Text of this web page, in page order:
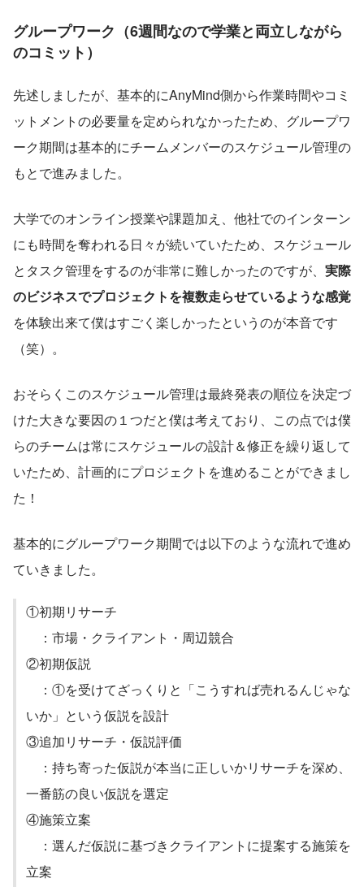
グループワーク（6週間なので学業と両立しながら
のコミット）
先述しましたが、基本的にAnyMind側から作業時間やコミ
ットメントの必要量を定められなかったため、グループワ
ーク期間は基本的にチームメンバーのスケジュール管理の
もとで進みました。
大学でのオンライン授業や課題加え、他社でのインターン
にも時間を奪われる日々が続いていたため、スケジュール
とタスク管理をするのが非常に難しかったのですが、 実際
のビジネスでプロジェクトを複数走らせているような感覚
を体験出来て僕はすごく楽しかったというのが本音です
（笑）。
おそらくこのスケジュール管理は最終発表の順位を決定づ
けた大きな要因の１つだと僕は考えており、この点では僕
らのチームは常にスケジュールの設計＆修正を繰り返して
いたため、計画的にプロジェクトを進めることができまし
た！
基本的にグループワーク期間では以下のような流れで進め
ていきました。
①初期リサーチ
：市場・クライアント・周辺競合
②初期仮説
：①を受けてざっくりと「こうすれば売れるんじゃな
いか」という仮説を設計
③追加リサーチ・仮説評価
：持ち寄った仮説が本当に正しいかリサーチを深め、
一番筋の良い仮説を選定
④施策立案
：選んだ仮説に基づきクライアントに提案する施策を
立案